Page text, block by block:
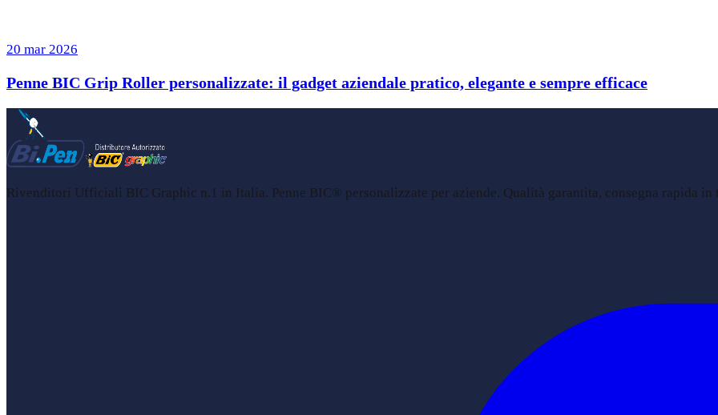
20 mar 2026
Penne BIC Grip Roller personalizzate: il gadget aziendale pratico, elegante e sempre efficace
Rivenditori Ufficiali BIC Graphic n.1 in Italia. Penne BIC® personalizzate per aziende. Qualità garantita, consegna rapida in